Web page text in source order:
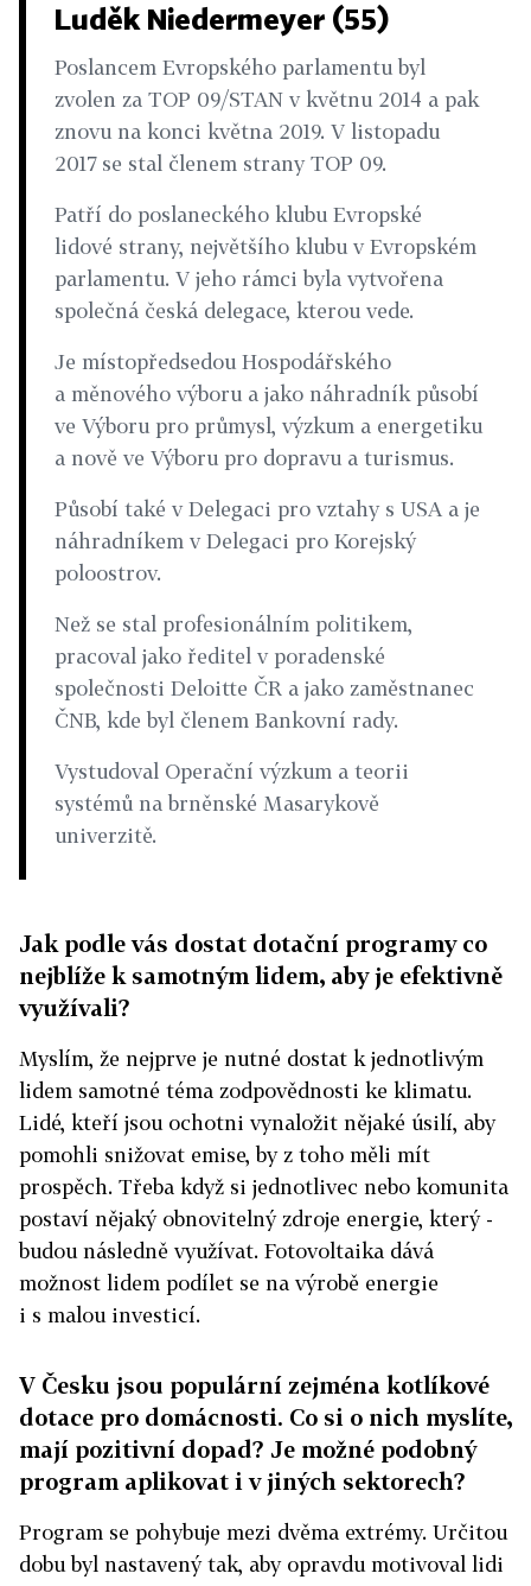
Luděk Niedermeyer (55)
Poslancem Evropského parlamentu byl
zvolen za TOP 09/STAN v květnu 2014 a pak
znovu na konci ­května 2019. V listopadu
2017 se stal členem strany TOP 09.
Patří do poslaneckého klubu Evropské
lidové strany, největšího klubu v Evropském
parlamentu. V jeho rámci byla vytvořena
společná česká delegace, kterou vede.
Je místopředsedou Hospodářského
a měnového výboru a jako náhradník působí
ve Výboru pro průmysl, výzkum a energetiku
a nově ve Výboru pro dopravu a turismus.
Působí také v Delegaci pro vztahy s USA a je
náhradníkem v Delegaci pro Korejský
poloostrov.
Než se stal profesionálním politikem,
pracoval jako ředitel v poradenské
společnosti Deloitte ČR a jako zaměstnanec
ČNB, kde byl členem Bankovní rady.
Vystudoval Operační výzkum a teorii
systémů na brněnské Masarykově
univerzitě.
Jak podle vás dostat dotační programy co
nejblíže k samotným lidem, aby je efektivně
využívali?
Myslím, že nejprve je nutné dostat k jednotlivým
lidem samotné téma zodpovědnosti ke klimatu.
Lidé, kteří jsou ochotni vynaložit nějaké úsilí, aby
pomohli snižovat emise, by z toho měli mít
prospěch. Třeba když si jednotlivec nebo komunita
postaví nějaký obnovitelný zdroje energie, který ­
budou následně využívat. Fotovoltaika dává
možnost lidem podílet se na výrobě energie
i s malou investicí.
V Česku jsou populární zejména kotlíkové
dotace pro domácnosti. Co si o nich myslíte,
mají pozitivní dopad? Je možné podobný
program aplikovat i v jiných sektorech?
Program se pohybuje mezi dvěma extrémy. Určitou
dobu byl nastavený tak, aby opravdu motivoval lidi